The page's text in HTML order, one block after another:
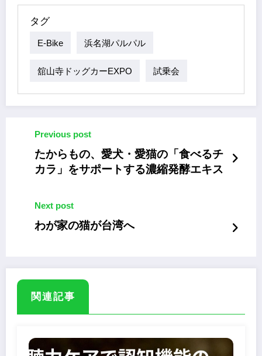
タグ
E-Bike 浜名湖パルパル
舘山寺ドッグカーEXPO 試乗会
Previous post
たからもの、愛犬・愛猫の「食べるチ
カラ」をサポートする濃縮発酵エキス
Next post
わが家の猫が台湾へ
関連記事